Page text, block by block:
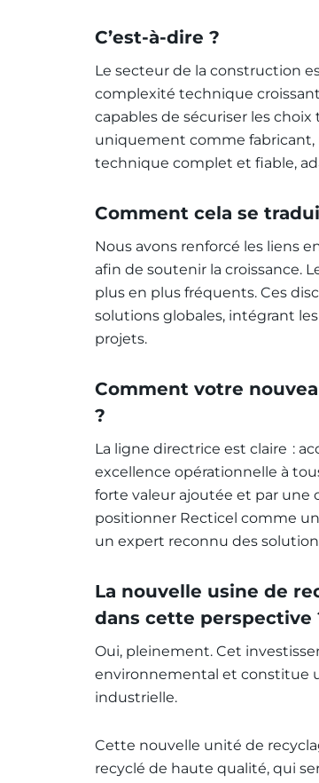
C’est-à-dire ?
Le secteur de la construction
complexité technique
capables de sécuriser les
uniquement comme fabricant,
technique complet et fiable,
Comment cela se
Nous avons renforcé les liens
afin de soutenir la croissance.
plus en plus fréquents. Ces
solutions globales, intégrant
projets.
Comment votre
?
La ligne directrice est claire :
excellence opérationnelle à
forte valeur ajoutée et par une
positionner Recticel comme
un expert reconnu des
La nouvelle usine de
dans cette perspective
Oui, pleinement. Cet
environnemental et constitue
industrielle.
Cette nouvelle unité de
recyclé de haute qualité, qui